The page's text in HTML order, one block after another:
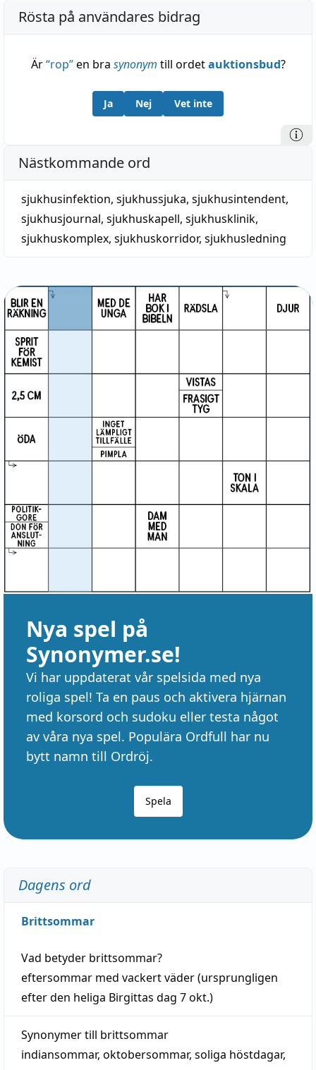
Rösta på användares bidrag
Är“rop”en bra synonym till ordetauktionsbud?
Ja Nej Vet inte
Nästkommande ord
sjukhusinfektion, sjukhussjuka, sjukhusintendent,
sjukhusjournal, sjukhuskapell, sjukhusklinik,
sjukhuskomplex, sjukhuskorridor, sjukhusledning
Nya spel på
Synonymer.se!
Vi har uppdaterat vår spelsida med nya
roliga spel! Ta en paus och aktivera hjärnan
med korsord och sudoku eller testa något
av våra nya spel. Populära Ordfull har nu
bytt namn till Ordröj.
Spela
Dagens ord
Brittsommar
Vad betyder brittsommar?
eftersommar med vackertväder(ursprungligen
efter den heliga Birgittas dag 7 okt.)
Synonymer till brittsommar
indiansommar, oktobersommar, soliga höstdagar,